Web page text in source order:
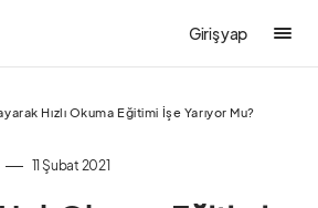
Giriş yap
Hızlı Okuma Eğitimi İşe Yarıyor Mu?
11 Şubat 2021